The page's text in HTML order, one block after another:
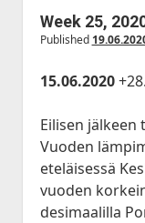
Week 25,
Published
15.06.2020
Eilisen
Vuoden
eteläisessä
vuoden
desimaalilla